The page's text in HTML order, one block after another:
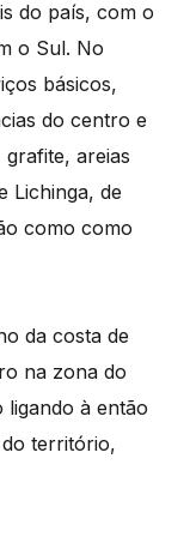
do país, com o
o Sul. No
básicos,
do centro e
areias
Lichinga, de
como como
da costa de
na zona do
à então
território,